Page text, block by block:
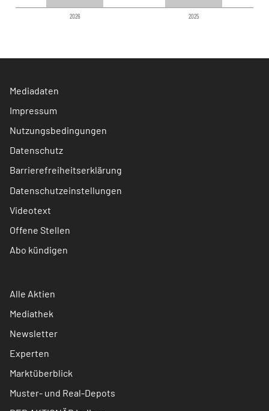
2026 2025
Mediadaten
Impressum
Nutzungsbedingungen
Datenschutz
Barrierefreiheitserklärung
Datenschutzeinstellungen
Videotext
Offene Stellen
Abo kündigen
Alle Aktien
Mediathek
Newsletter
Experten
Marktüberblick
Muster- und Real-Depots